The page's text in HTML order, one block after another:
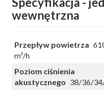
wewnętrzna
Przepływ powietrza
m³/h
Poziom ciśnienia
akustycznego 38/36/